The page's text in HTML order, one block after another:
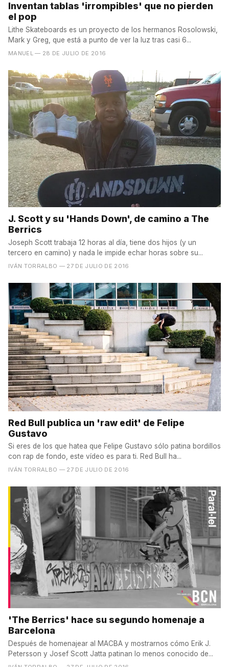
Inventan tablas 'irrompibles' que no pierden
el pop
Lithe Skateboards es un proyecto de los hermanos Rosolowski,
Mark y Greg, que está a punto de ver la luz tras casi 6...
MANUEL — 28 DE JULIO DE 2016
J. Scott y su 'Hands Down', de camino a The
Berrics
Joseph Scott trabaja 12 horas al día, tiene dos hijos (y un
tercero en camino) y nada le impide echar horas sobre su...
IVÁN TORRALBO — 27 DE JULIO DE 2016
Red Bull publica un 'raw edit' de Felipe
Gustavo
Si eres de los que hatea que Felipe Gustavo sólo patina bordillos
con rap de fondo, este vídeo es para ti. Red Bull ha...
IVÁN TORRALBO — 27 DE JULIO DE 2016
'The Berrics' hace su segundo homenaje a
Barcelona
Después de homenajear al MACBA y mostrarnos cómo Erik J.
Petersson y Josef Scott Jatta patinan lo menos conocido de...